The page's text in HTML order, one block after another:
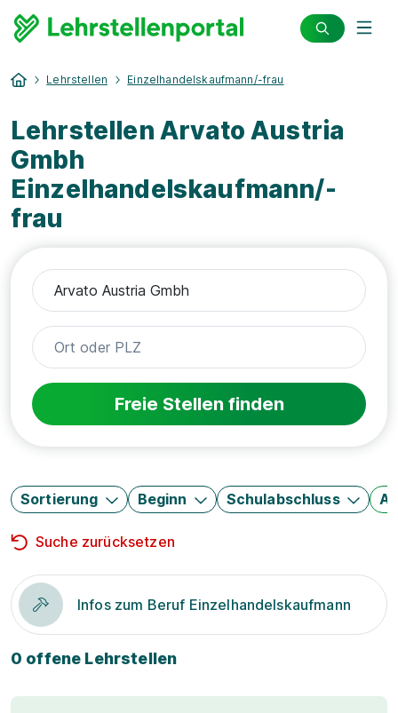
Lehrstellen Einzelhandelskaufmann/-frau
Lehrstellen Arvato Austria
Gmbh
Einzelhandelskaufmann/-
frau
Freie Stellen finden
Sortierung Beginn Schulabschluss
Suche zurücksetzen
Infos zum Beruf Einzelhandelskaufmann
0 offene Lehrstellen